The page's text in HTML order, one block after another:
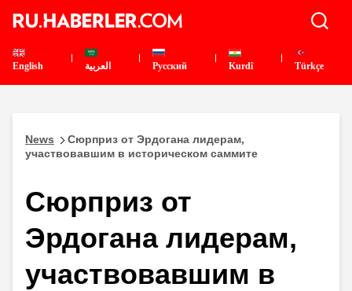
English العربية Pусский Kurdî Türkçe
News
Сюрприз от Эрдогана лидерам,
участвовавшим в историческом саммите
Сюрприз от
Эрдогана лидерам,
участвовавшим в